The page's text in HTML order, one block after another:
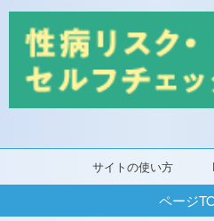
サイトの使い方
ページ